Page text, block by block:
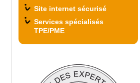
Site internet sécurisé
Services spécialisés
TPE/PME